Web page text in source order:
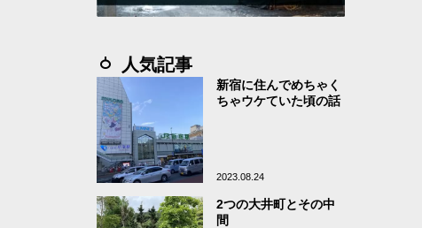
人気記事
新宿に住んでめちゃく
ちゃウケていた頃の話
2023.08.24
2つの大井町とその中
間